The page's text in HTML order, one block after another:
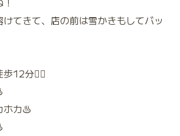
てきて、店の前は雪かきもしてバッ
12分🚶‍♀️
ホカ♨️